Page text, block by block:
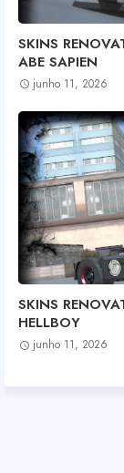
SKINS
ABE SAPIEN
junho 11, 2026
SKINS
HELLBOY
junho 11, 2026